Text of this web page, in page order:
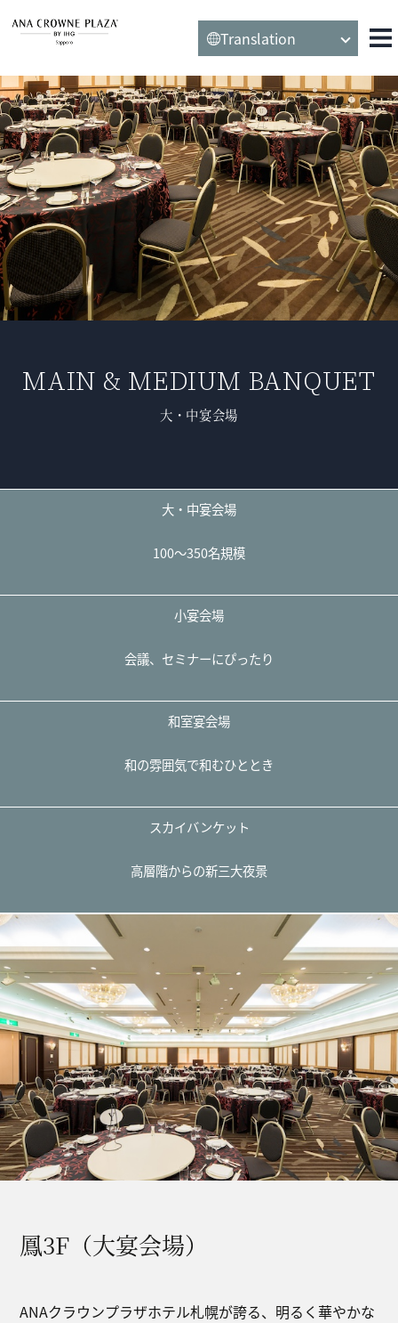
Translation
MAIN & MEDIUM BANQUET
大・中宴会場
大・中宴会場
100～350名規模
小宴会場
会議、セミナーにぴったり
和室宴会場
和の雰囲気で和むひととき
スカイバンケット
高層階からの新三大夜景
鳳3F（大宴会場）
ANAクラウンプラザホテル札幌が誇る、明るく華やかな